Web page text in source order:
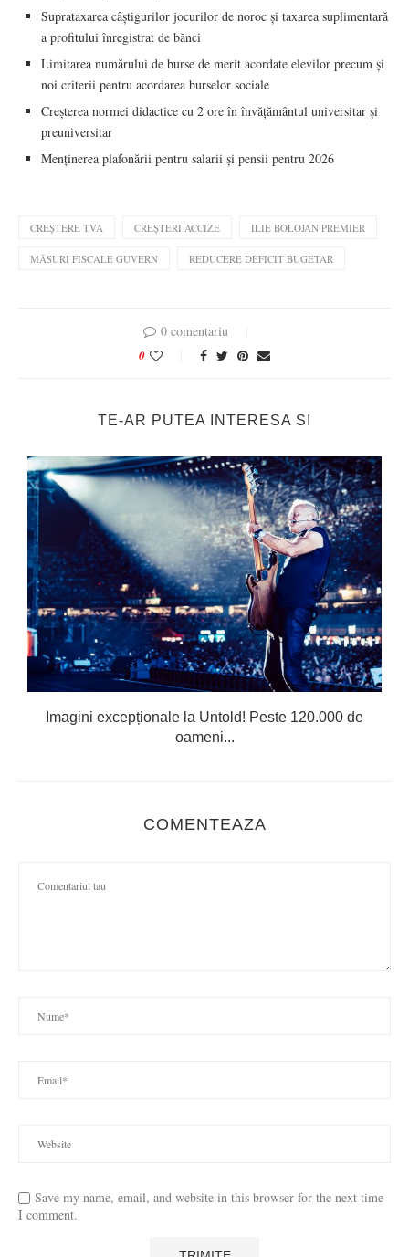
Suprataxarea câștigurilor jocurilor de noroc și taxarea suplimentară
a profitului înregistrat de bănci
Limitarea numărului de burse de merit acordate elevilor precum și
noi criterii pentru acordarea burselor sociale
Creșterea normei didactice cu 2 ore în învățământul universitar și
preuniversitar
Menținerea plafonării pentru salarii și pensii pentru 2026
CREȘTERE TVA CREȘTERI ACCIZE ILIE BOLOJAN PREMIER
MĂSURI FISCALE GUVERN REDUCERE DEFICIT BUGETAR
0 comentariu
0
TE-AR PUTEA INTERESA SI
Imagini excepționale la Untold! Peste 120.000 de
oameni...
COMENTEAZA
Save my name, email, and website in this browser for the next time
I comment.